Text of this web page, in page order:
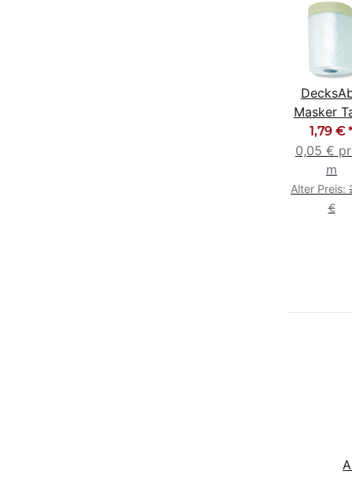
Masker
Kombi
55cm x
1,79 €
0,05 €
m
Alter Preis:
€